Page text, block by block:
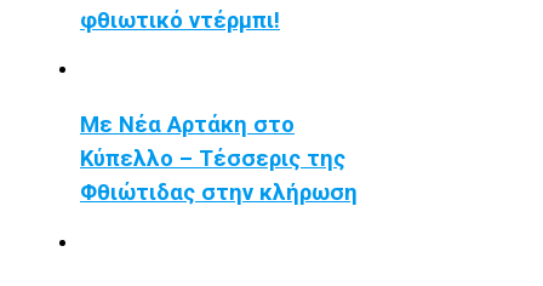
φθιωτικό ντέρμπι!
Με Νέα Αρτάκη στο
Κύπελλο – Τέσσερις της
Φθιώτιδας στην κλήρωση